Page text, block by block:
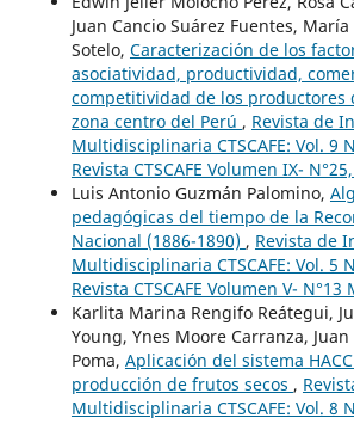
Juan Cancio Suárez Fuentes,
Sotelo, Caracterización de los
asociatividad, productividad,
competitividad de los productores
zona centro del Perú , Revista de
Multidisciplinaria CTSCAFE: Vol. 9
Revista CTSCAFE Volumen IX-
Luis Antonio Guzmán Palomino,
pedagógicas del tiempo de la
Nacional (1886-1890) , Revista de
Multidisciplinaria CTSCAFE: Vol. 5
Revista CTSCAFE Volumen V- N°13
Karlita Marina Rengifo Reátegui,
Young, Ynes Moore Carranza,
Poma, Aplicación del sistema
producción de frutos secos ,
Multidisciplinaria CTSCAFE: Vol. 8